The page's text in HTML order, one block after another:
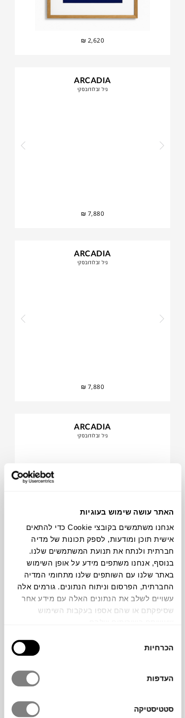
האתר עושה שימוש בעוגיות
אנחנו משתמשים בקובצי Cookie כדי להתאים
אישית תוכן ומודעות, לספק תכונות של מדיה
חברתית ולנתח את תנועת המשתמשים שלנו.
בנוסף, אנחנו משתפים מידע על אופן השימוש
באתר שלנו עם השותפים שלנו מתחומי המדיה
החברתית, הפרסום וניתוח הנתונים. גורמים אלה
עשויים לשלב את הנתונים האלה עם מידע אחר
שסיפקתם או שהם אספו בעקבות השימוש
הסכמה
הכרחיות
העדפות
סטטיסטיקה
₪ 2,620
ARCADIA
גיל זבלודובסקי
₪ 7,880
ARCADIA
גיל זבלודובסקי
₪ 7,880
ARCADIA
גיל זבלודובסקי
₪7,880
DESERT
גיל זבלודובסקי